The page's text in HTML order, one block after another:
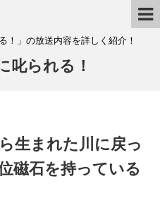
！」の放送内容を詳しく紹介！
叱られる！
生まれた川に戻っ
磁石を持っている